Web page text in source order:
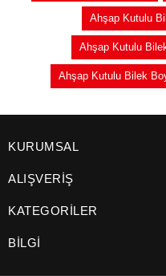
Ahşap Kutulu
Ahşap Kutulu
Ahşap Kutulu Bilek
KURUMSAL
ALIŞVERİŞ
KATEGORİLER
BİLGİ